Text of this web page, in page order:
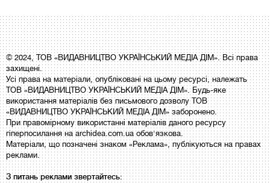
© 2024, ТОВ «ВИДАВНИЦТВО УКРАЇНСЬКИЙ МЕДІА ДІМ». Всі права
захищені.
Усі права на матеріали, опубліковані на цьому ресурсі, належать
ТОВ «ВИДАВНИЦТВО УКРАЇНСЬКИЙ МЕДІА ДІМ». Будь-яке
використання матеріалів без письмового дозволу ТОВ
«ВИДАВНИЦТВО УКРАЇНСЬКИЙ МЕДІА ДІМ» заборонено.
При правомірному використанні матеріалів даного ресурсу
гіперпосилання на archidea.com.ua обов'язкова.
Матеріали, що позначені знаком «Реклама», публікуються на правах
реклами.
З питань реклами звертайтесь: